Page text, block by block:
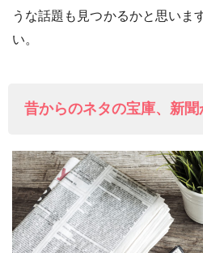
うな話題も見つかるかと思いま
い。
昔からのネタの宝庫、新聞